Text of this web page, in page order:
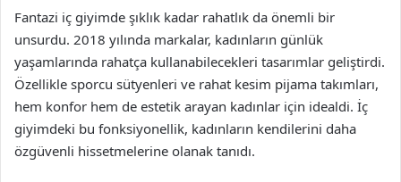
Fantazi iç giyimde şıklık kadar rahatlık da önemli bir
unsurdu. 2018 yılında markalar, kadınların günlük
yaşamlarında rahatça kullanabilecekleri tasarımlar geliştirdi.
Özellikle sporcu sütyenleri ve rahat kesim pijama takımları,
hem konfor hem de estetik arayan kadınlar için idealdi. İç
giyimdeki bu fonksiyonellik, kadınların kendilerini daha
özgüvenli hissetmelerine olanak tanıdı.